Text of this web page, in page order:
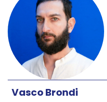
Vasco Brondi